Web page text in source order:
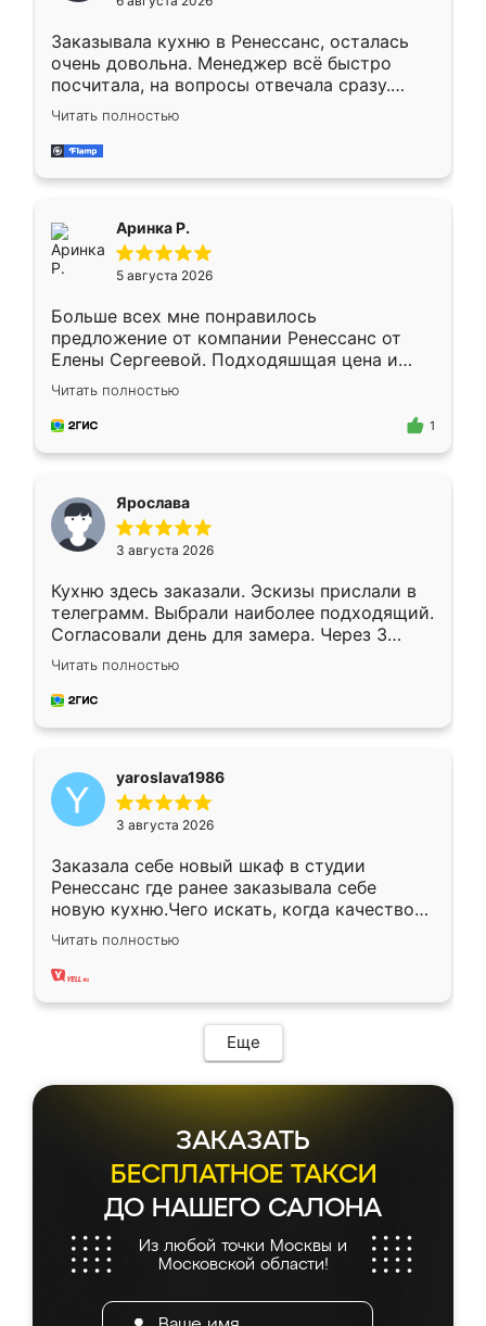
мебели буду заказывать только здесь.
Заказывала кухню в Ренессанс, осталась
очень довольна. Менеджер всё быстро
посчитала, на вопросы отвечала сразу.
Замерщик приехал в субботу, подошёл к
делу со всей ответственностью. Собрали
за день, ребята работали аккуратно, даже
Читать полностью
Аринка Р.
5 августа 2026
Больше всех мне понравилось
предложение от компании Ренессанс от
Елены Сергеевой. Подходяшщая цена и
короткие сроки изготовления. Приехавший
для замера сотрудник Владислав
предложил по моему эскизу самый
Читать полностью
1
Ярослава
3 августа 2026
Кухню здесь заказали. Эскизы прислали в
телеграмм. Выбрали наиболее подходящий.
Согласовали день для замера. Через 3
недели кухня была уже готова. Остались
довольны работой. Спасибо Ренессанс
мебель за качественную работу!
Читать полностью
yaroslava1986
3 августа 2026
Заказала себе новый шкаф в студии
Ренессанс где ранее заказывала себе
новую кухню.Чего искать, когда качеством
вполне довольна. Служит кухня уже почти
два года, нареканий нет.
Читать полностью
Еще
ЗАКАЗАТЬ
БЕСПЛАТНОЕ ТАКСИ
ДО НАШЕГО САЛОНА
Из любой точки Москвы и
Московской области!